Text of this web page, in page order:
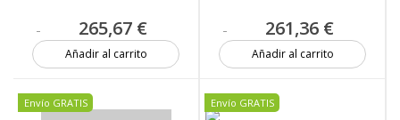
265,67 €
Añadir al carrito
261,36 €
Añadir al carrito
Envío GRATIS Envío GRATIS